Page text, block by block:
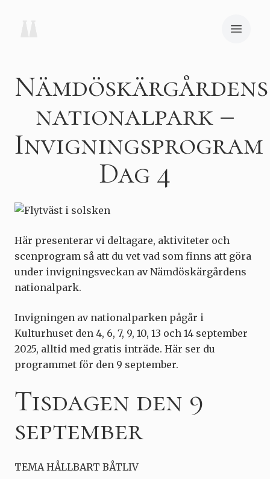
Nämdöskärgårdens
nationalpark –
Invigningsprogram
Dag 4
Här presenterar vi deltagare, aktiviteter och
scenprogram så att du vet vad som finns att göra
under invigningsveckan av Nämdöskärgårdens
nationalpark.
Invigningen av nationalparken pågår i
Kulturhuset den 4, 6, 7, 9, 10, 13 och 14 september
2025, alltid med gratis inträde. Här ser du
programmet för den 9 september.
Tisdagen den 9
september
TEMA HÅLLBART BÅTLIV